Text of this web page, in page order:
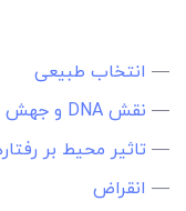
— انتخاب طبیعی
— نقش DNA و جهش ژنتیکی در تکامل
— تاثیر محیط بر
— انقراض